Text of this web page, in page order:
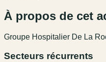
À propos de cet
Groupe Hospitalier De La
Secteurs récurrents